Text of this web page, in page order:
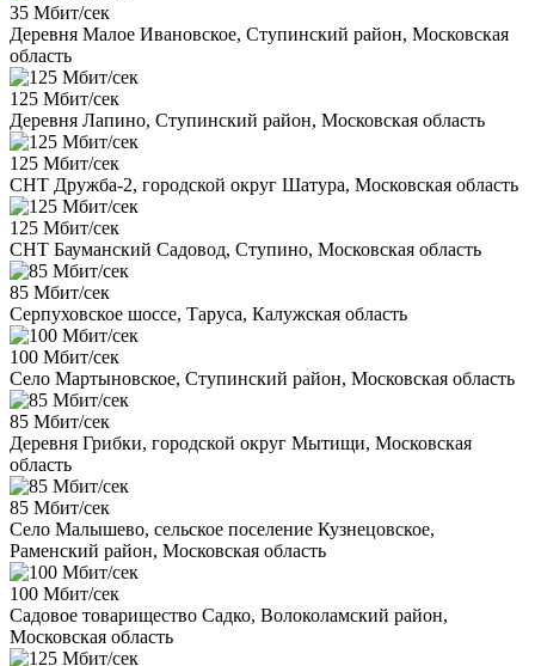
35 Мбит/сек
Деревня Малое Ивановское, Ступинский район, Московская
область
125 Мбит/сек
Деревня Лапино, Ступинский район, Московская область
125 Мбит/сек
СНТ Дружба-2, городской округ Шатура, Московская область
125 Мбит/сек
СНТ Бауманский Садовод, Ступино, Московская область
85 Мбит/сек
Серпуховское шоссе, Таруса, Калужская область
100 Мбит/сек
Село Мартыновское, Ступинский район, Московская область
85 Мбит/сек
Деревня Грибки, городской округ Мытищи, Московская
область
85 Мбит/сек
Село Малышево, сельское поселение Кузнецовское,
Раменский район, Московская область
100 Мбит/сек
Садовое товарищество Садко, Волоколамский район,
Московская область